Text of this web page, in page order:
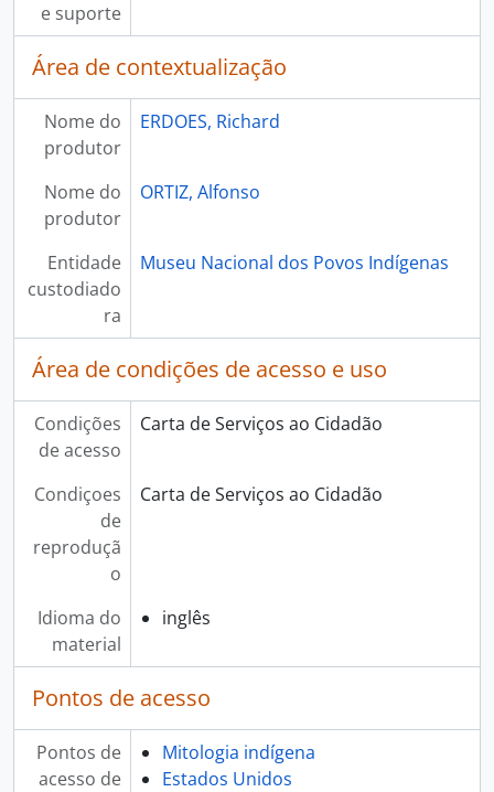
e suporte
Área de contextualização
Nome do
produtor
ERDOES, Richard
Nome do
produtor
ORTIZ, Alfonso
Entidade
custodiado
ra
Museu Nacional dos Povos Indígenas
Área de condições de acesso e uso
Condições
de acesso
Carta de Serviços ao Cidadão
Condiçoes
de
reproduçã
o
Carta de Serviços ao Cidadão
Idioma do
material
inglês
Pontos de acesso
Pontos de
acesso de
Mitologia indígena
Estados Unidos